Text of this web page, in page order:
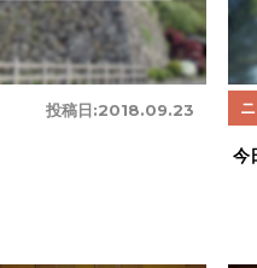
投稿日:2018.09.23
今